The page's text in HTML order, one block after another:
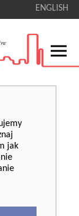
ENGLISH
jak